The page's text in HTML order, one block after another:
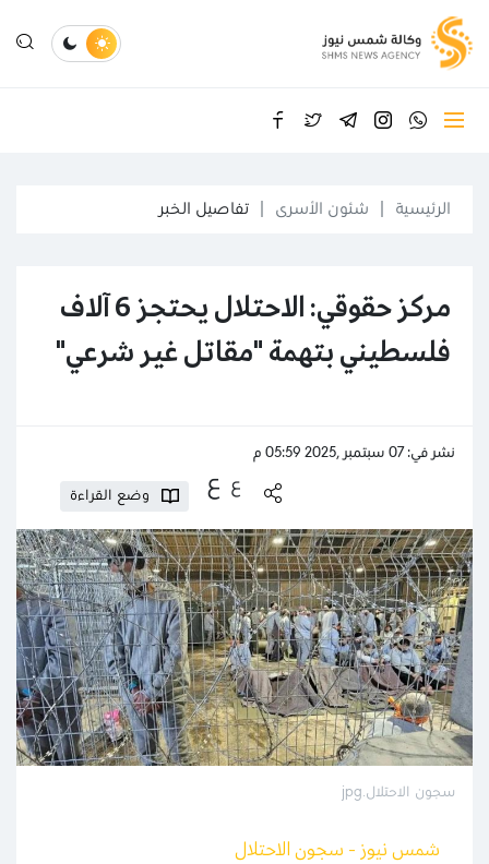
الرئيسية شئون الأسرى تفاصيل الخبر
مركز حقوقي: الاحتلال يحتجز 6 آلاف
فلسطيني بتهمة "مقاتل غير شرعي"
نشر في: 07 سبتمبر ,2025 05:59 م
ع ع
وضع القراءة
سجون الاحتلال.jpg
شمس نيوز - سجون الاحتلال